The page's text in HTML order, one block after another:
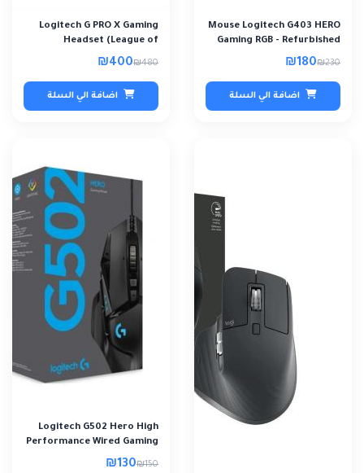
Mouse Logitech G403 HERO
Gaming RGB - Refurbished
₪230
₪180
اضافة الي السلة
Logitech G PRO X Gaming
Headset (League of
Legends Edition) ..
₪480
₪400
اضافة الي السلة
Logitech G502 Hero High
Performance Wired Gaming
Mouse - Ref..
₪150
₪130